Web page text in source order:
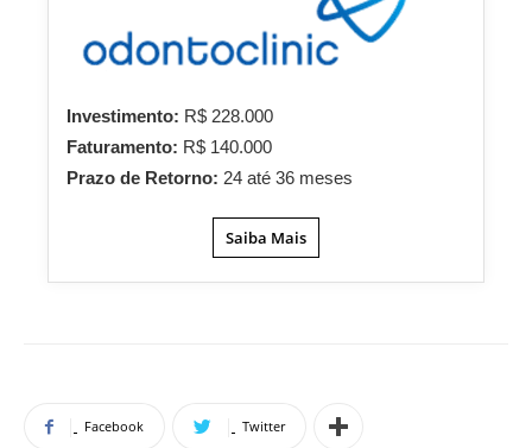
Investimento: R$ 228.000
Faturamento: R$ 140.000
Prazo de Retorno: 24 até 36 meses
Saiba Mais
Facebook Twitter